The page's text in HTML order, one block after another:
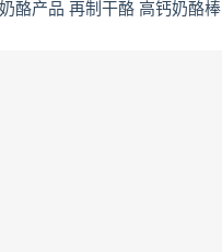
酪产品 再制干酪 高钙奶酪棒